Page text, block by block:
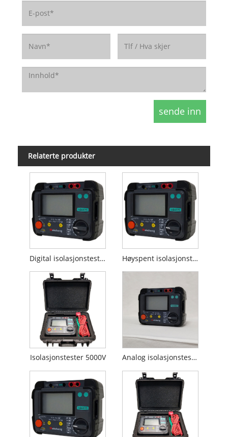
Relaterte produkter
Digital isolasjonstester Høyspent isolasjonstester
Isolasjonstester 5000V Analog isolasjonstester